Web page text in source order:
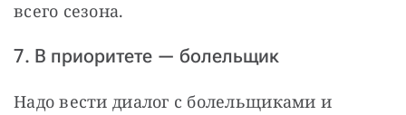
всего сезона.
7. В приоритете — болельщик
Надо вести диалог с болельщиками и